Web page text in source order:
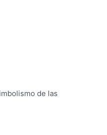
de las